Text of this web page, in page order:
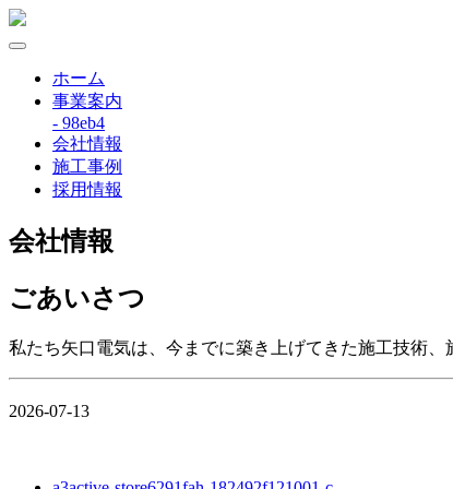
ホーム
事業案内
- 98eb4
会社情報
施工事例
採用情報
会社情報
ごあいさつ
私たち矢口電気は、今までに築き上げてきた施工技術
2026-07-13